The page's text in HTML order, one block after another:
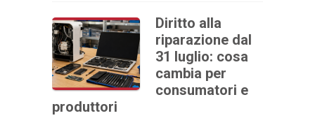
Diritto alla
riparazione dal
31 luglio: cosa
cambia per
consumatori e
produttori